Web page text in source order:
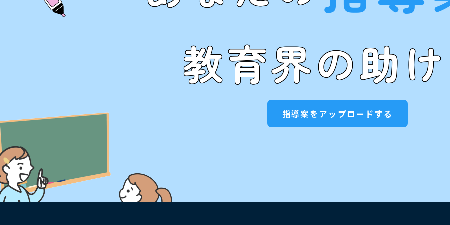
教育界の助
指導案をアップロードする